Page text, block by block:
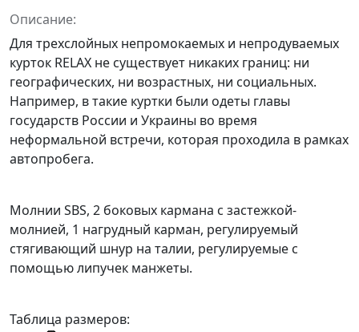
Описание:
Для трехслойных непромокаемых и непродуваемых
курток RELAX не существует никаких границ: ни
географических, ни возрастных, ни социальных.
Например, в такие куртки были одеты главы
государств России и Украины во время
неформальной встречи, которая проходила в рамках
автопробега.
Молнии SBS, 2 боковых кармана с застежкой-
молнией, 1 нагрудный карман, регулируемый
стягивающий шнур на талии, регулируемые с
помощью липучек манжеты.
Таблица размеров: